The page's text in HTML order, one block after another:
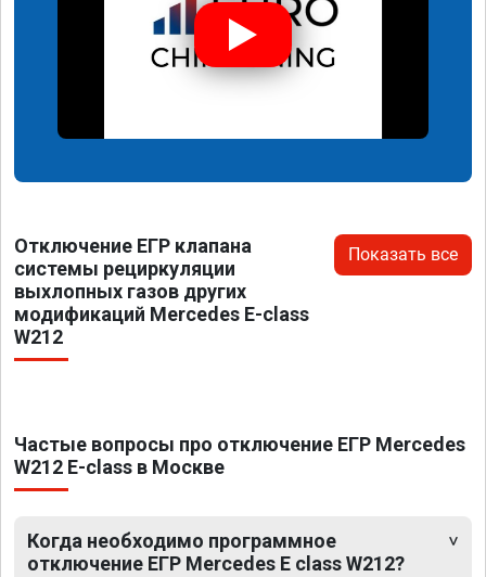
Отключение ЕГР клапана
системы рециркуляции
выхлопных газов других
модификаций Mercedes E-class
W212
Показать все
Частые вопросы про отключение ЕГР Mercedes
W212 E-class в Москве
Когда необходимо программное
отключение ЕГР Mercedes E class W212?